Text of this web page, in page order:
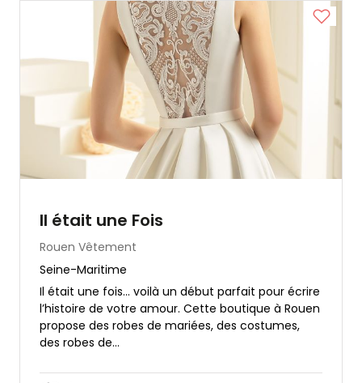
Il était une Fois
Rouen Vêtement
Seine-Maritime
Il était une fois… voilà un début parfait pour écrire
l’histoire de votre amour. Cette boutique à Rouen
propose des robes de mariées, des costumes,
des robes de...